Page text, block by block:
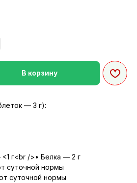
В корзину
— 3 г):
г<br />• Белка — 2 г
суточной нормы
суточной нормы